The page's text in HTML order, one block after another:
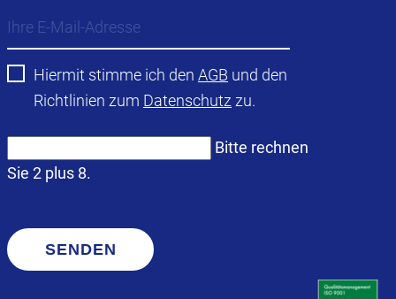
Hiermit stimme ich den AGB und den
Richtlinien zum Datenschutz zu.
Bitte rechnen
Sie 2 plus 8.
SENDEN